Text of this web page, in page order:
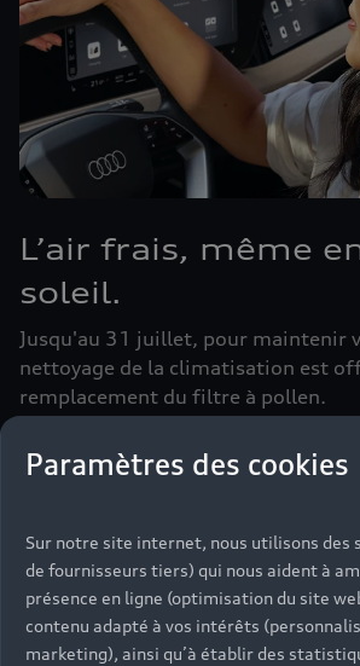
L’air frais, même
soleil.
Jusqu'au 31 juillet, pour maintenir
nettoyage de la climatisation est
remplacement du filtre à pollen.
Prendre rendez-vous
Paramètres des cookies
Sur notre site internet, nous utilisons des
de fournisseurs tiers) qui nous aident à
présence en ligne (optimisation du site
contenu adapté à vos intérêts
marketing), ainsi qu’à établir des